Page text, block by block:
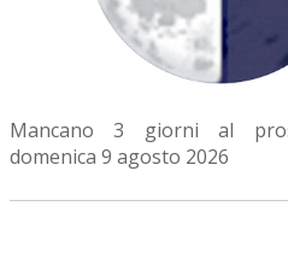
Mancano 3 giorni al
domenica 9 agosto 2026